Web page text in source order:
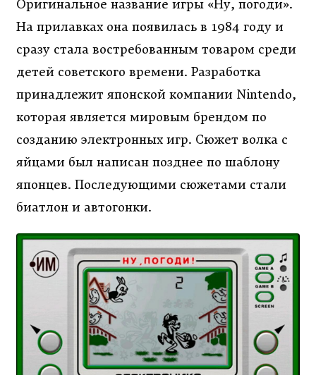
Оригинальное название игры «Ну, погоди».
На прилавках она появилась в 1984 году и
сразу стала востребованным товаром среди
детей советского времени. Разработка
принадлежит японской компании Nintendo,
которая является мировым брендом по
созданию электронных игр. Сюжет волка с
яйцами был написан позднее по шаблону
японцев. Последующими сюжетами стали
биатлон и автогонки.